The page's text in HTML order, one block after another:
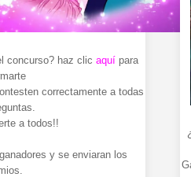
concurso? haz clic aquípara
correctamente a todas
a todos!!
y se enviaran los